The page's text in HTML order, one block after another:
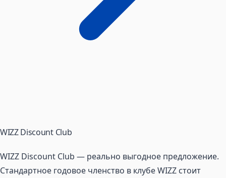
WIZZ Discount Club
WIZZ Discount Club — реально выгодное предложение.
Стандартное годовое членство в клубе WIZZ стоит